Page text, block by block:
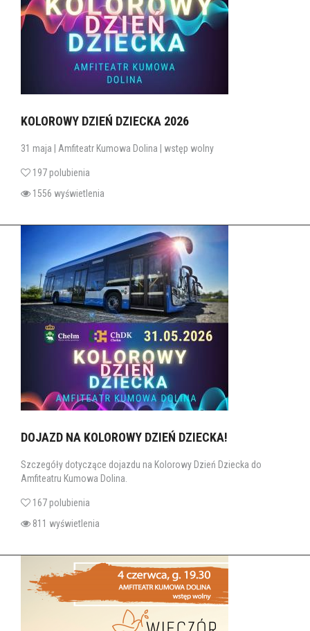
KOLOROWY DZIEŃ DZIECKA 2026
31 maja | Amfiteatr Kumowa Dolina | wstęp wolny
197 polubienia
1556 wyświetlenia
DOJAZD NA KOLOROWY DZIEŃ DZIECKA!
Szczegóły dotyczące dojazdu na Kolorowy Dzień Dziecka do
Amfiteatru Kumowa Dolina.
167 polubienia
811 wyświetlenia